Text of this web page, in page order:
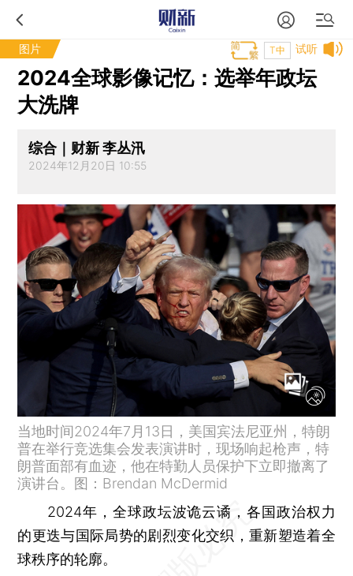
图片 试听
T中
2024全球影像记忆：选举年政坛
大洗牌
综合｜财新 李丛汛
2024年12月20日 10:55
当地时间2024年7月13日，美国宾法尼亚州，特朗
普在举行竞选集会发表演讲时，现场响起枪声，特
朗普面部有血迹，他在特勤人员保护下立即撤离了
演讲台。图：Brendan McDermid
2024年，全球政坛波诡云谲，各国政治权力
的更迭与国际局势的剧烈变化交织，重新塑造着全
球秩序的轮廓。